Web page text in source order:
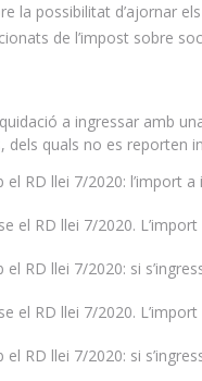
la possibilitat d’ajornar
de l’impost sobre
a ingressar amb
dels quals no es reporten
el RD llei 7/2020: l’import
el RD llei 7/2020.
el RD llei 7/2020: si
el RD llei 7/2020.
el RD llei 7/2020: si